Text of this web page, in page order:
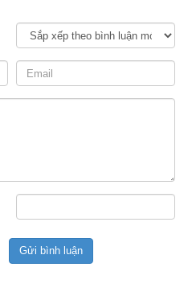
thắn bảo vệ sở thích của